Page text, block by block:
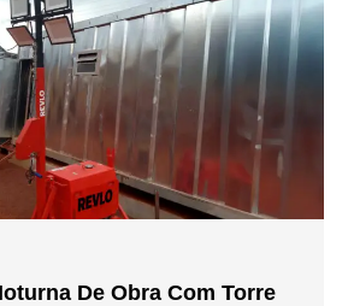
De Obra Com Torre